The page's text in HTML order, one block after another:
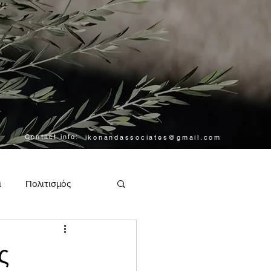
ikonandassociates@gmail.com
Contact info:
Πολιτισμός